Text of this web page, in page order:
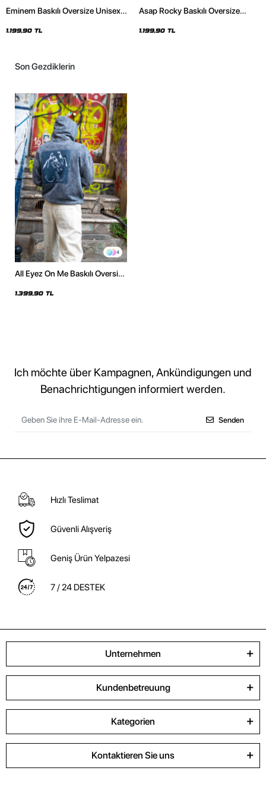
Eminem Baskılı Oversize Unisex
1.199,90 TL
Asap Rocky Baskılı Oversize
1.199,90 TL
Son Gezdiklerin
4
All Eyez On Me Baskılı Oversize
Siyah Hoodie
1.399,90 TL
Ich möchte über Kampagnen, Ankündigungen und
Benachrichtigungen informiert werden.
Senden
Hızlı Teslimat
Güvenli Alışveriş
Geniş Ürün Yelpazesi
7 / 24 DESTEK
Unternehmen
Kundenbetreuung
Kategorien
Kontaktieren Sie uns